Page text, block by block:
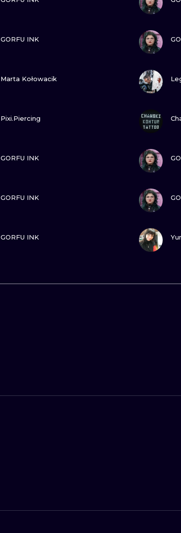
REALISTYCZNE WSZYSTKIE
GORFU INK
Marta Kołowacik
Pixi.Piercing
GORFU INK
GORFU INK
GORFU INK